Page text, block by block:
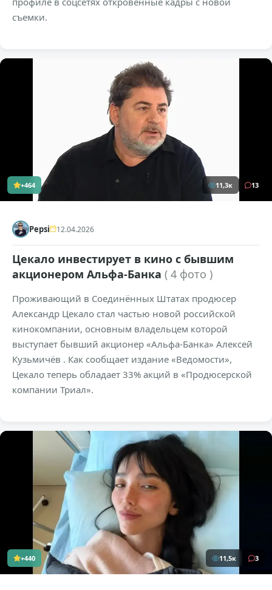
съемки.
+464 11,3к 13
Pepsi 12.04.2026
Цекало инвестирует в кино с бывшим
акционером Альфа-Банка ( 4 фото )
Проживающий в Соединённых Штатах продюсер
Александр Цекало стал частью новой российской
кинокомпании, основным владельцем которой
выступает бывший акционер «Альфа-Банка» Алексей
Кузьмичёв . Как сообщает издание «Ведомости»,
Цекало теперь обладает 33% акций в «Продюсерской
компании Триал».
+440 11,5к 3